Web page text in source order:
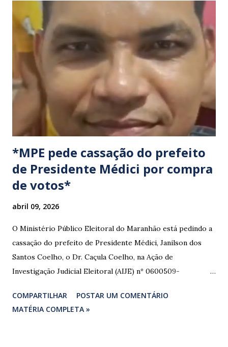
manifestação busca chamar a atenção das autoridades para
a pauta da pesca artesanal maranhense, exigindo o
cumprimento de garantias e assistência aos trabalhadores
do setor. Motoristas que planejam trafegar por essas
regiões na data devem estar atentos a possíveis
congestionamentos e atrasos.
*MPE pede cassação do prefeito
de Presidente Médici por compra
de votos*
abril 09, 2026
O Ministério Público Eleitoral do Maranhão está pedindo a
cassação do prefeito de Presidente Médici, Janilson dos
Santos Coelho, o Dr. Caçula Coelho, na Ação de
Investigação Judicial Eleitoral (AIJE) nº 0600509-
Santa Luzia do Paruá. A ação foi movida pela Coligação
“União e Reconstrução” (PP/PL/União), que denunciou a
COMPARTILHAR
POSTAR UM COMENTÁRIO
MATÉRIA COMPLETA »